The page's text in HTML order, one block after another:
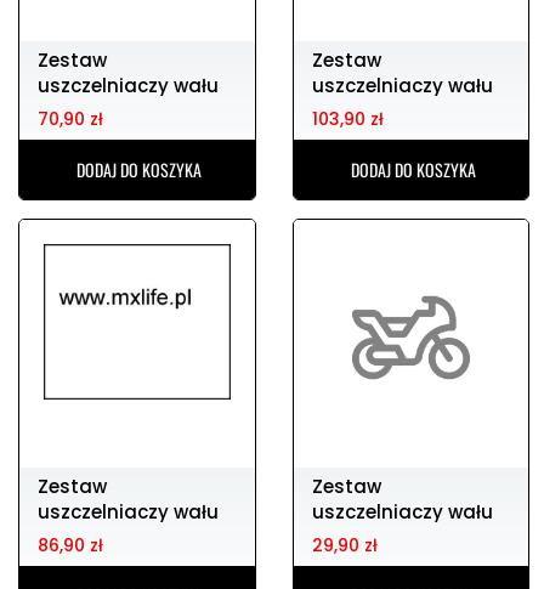
Zestaw
uszczelniaczy wału
korbowego yz125 01-
04
70,90 zł
DODAJ DO KOSZYKA
Zestaw
uszczelniaczy wału
korbowego rm 250
03-04
103,90 zł
DODAJ DO KOSZYKA
Zestaw
uszczelniaczy wału
korbowego crf
250/450r
86,90 zł
Zestaw
uszczelniaczy wału
korbowego
29,90 zł